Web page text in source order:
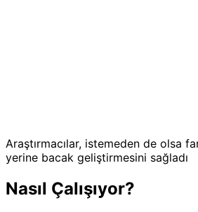
Araştırmacılar, istemeden de olsa
yerine bacak geliştirmesini sağladı
Nasıl Çalışıyor?